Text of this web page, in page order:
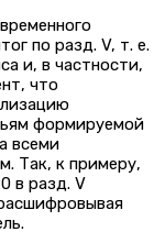
по разд. V, т. е.
и, в частности,
что
формируемой
всеми
Так, к примеру,
в разд. V